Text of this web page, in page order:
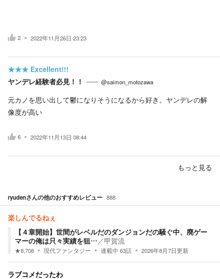
2 2022年11月26日 23:23
★★★ Excellent!!!
ヤンデレ経験者必見！！
@saimon_motozawa
元カノを思い出して鬱になりそうになるから好き。ヤンデレの解
像度が高い
6 2022年11月13日 08:44
もっと見る
ryudenさんの他のおすすめレビュー 888
楽しんでるねぇ
【４章開始】世間がレベルだのダンジョンだの騒ぐ中、廃ゲー
マーの俺は只々実績を狙… ／甲賀流
★8,708 現代ファンタジー 連載中 63話 2026年8月7日更新
ラブコメだったわ